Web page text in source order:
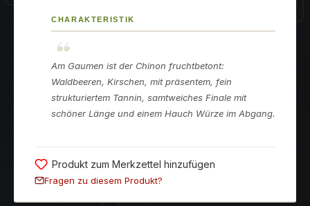
CHARAKTERISTIK
Am Gaumen ist der Chinon fruchtbetont:
Waldbeeren, Kirschen, mit präsentem, fein
strukturiertem Tannin, samtweiches Finale mit
schöner Länge und einem Hauch Würze im Abgang.
Produkt zum Merkzettel hinzufügen
Fragen zu diesem Produkt?